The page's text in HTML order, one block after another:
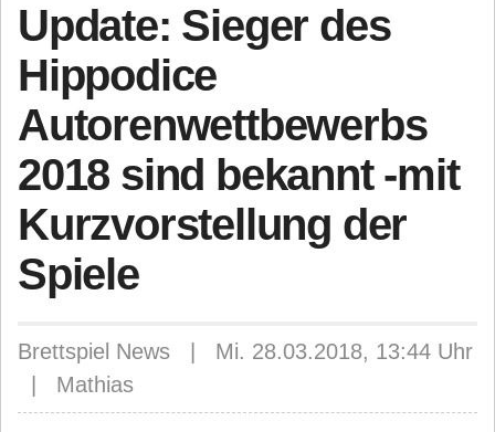
Update: Sieger des
Hippodice
Autorenwettbewerbs
2018 sind bekannt -mit
Kurzvorstellung der
Spiele
Brettspiel News | Mi. 28.03.2018, 13:44 Uhr
| Mathias